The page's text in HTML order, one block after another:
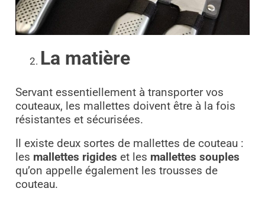
La matière
Servant essentiellement à transporter vos
couteaux, les mallettes doivent être à la fois
résistantes et sécurisées.
Il existe deux sortes de mallettes de couteau :
les mallettes rigides et les mallettes souples
qu’on appelle également les trousses de
couteau.